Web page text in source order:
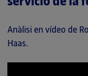
Anàlisi en vídeo de
Haas.